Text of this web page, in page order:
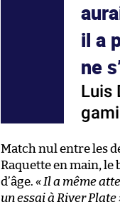
il a
ne
Luis
Match nul entre les
Raquette en main, le
d’âge. « Il a même
un essai à River Plate